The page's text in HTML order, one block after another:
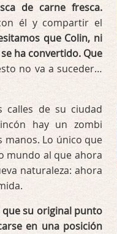
de carne fresca.
él y compartir el
que Colin, ni
ha convertido. Que
no va a suceder…
calles de su ciudad
hay un zombi
manos. Lo único que
mundo al que ahora
naturaleza: ahora
que su original punto
en una posición